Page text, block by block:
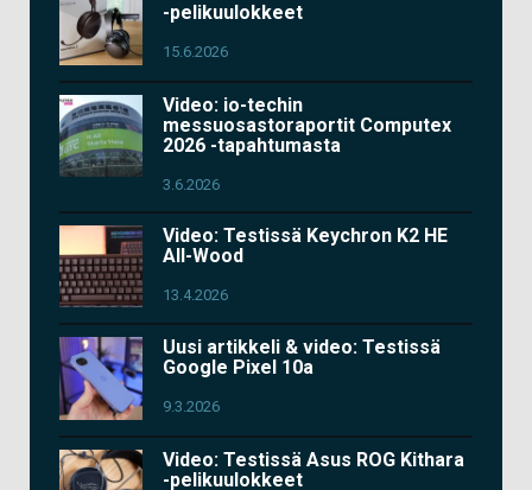
-pelikuulokkeet
15.6.2026
Video: io-techin
messuosastoraportit Computex
2026 -tapahtumasta
3.6.2026
Video: Testissä Keychron K2 HE
All-Wood
13.4.2026
Uusi artikkeli & video: Testissä
Google Pixel 10a
9.3.2026
Video: Testissä Asus ROG Kithara
-pelikuulokkeet